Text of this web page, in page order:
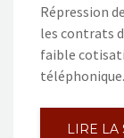
Répression
les contrats
faible
LIRE LA